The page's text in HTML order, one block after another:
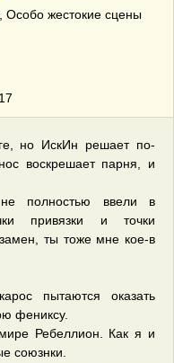
Особо жестокие сцены
но ИскИн решает по-
воскрешает парня, и
полностью ввели в
привязки и точки
ты тоже мне кое-в
пытаются оказать
фениксу.
Ребеллион. Как я и
союзнки.